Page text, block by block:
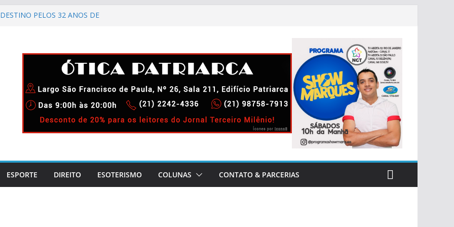
PELOS 32 ANOS DE
ESPORTE DIREITO ESOTERISMO COLUNAS CONTATO & PARCERIAS